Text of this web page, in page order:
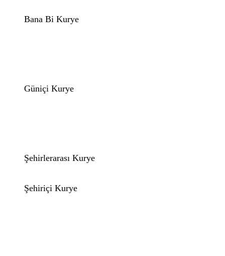
Bana Bi Kurye
Güniçi Kurye
Şehirlerarası Kurye
Şehiriçi Kurye